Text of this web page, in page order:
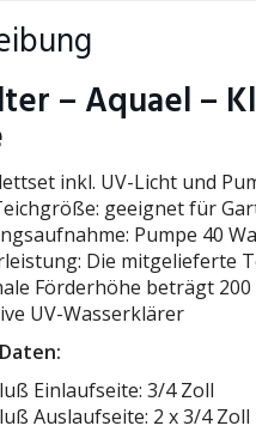
– Aquael –
inkl. UV-Licht und
geeignet für
Pumpe 40
Die mitgelieferte
Förderhöhe beträgt
UV-Wasserklärer
Einlaufseite: 3/4 Zoll
Auslaufseite: 2 x 3/4 Zoll